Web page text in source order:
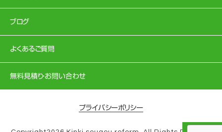
ブログ
よくあるご質問
無料見積り・お問い合わせ
プライバシーポリシー